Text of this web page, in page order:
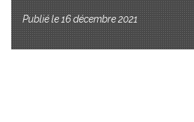
Publié le 16 décembre 2021